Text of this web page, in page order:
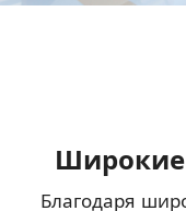
Широкие
Благодаря